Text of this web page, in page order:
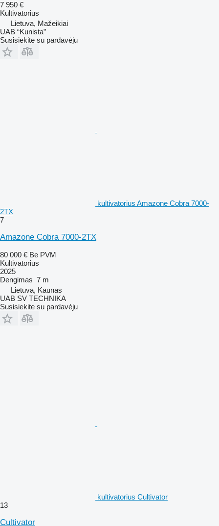
7 950 €
Kultivatorius
Lietuva, Mažeikiai
UAB “Kunista”
Susisiekite su pardavėju
kultivatorius Amazone Cobra 7000-
2TX
7
Amazone Cobra 7000-2TX
80 000 € Be PVM
Kultivatorius
2025
Dengimas 7 m
Lietuva, Kaunas
UAB SV TECHNIKA
Susisiekite su pardavėju
kultivatorius Cultivator
13
Cultivator